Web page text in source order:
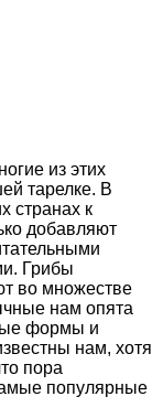
из этих
тарелке. В
странах к
добавляют
Грибы
во множестве
нам опята
формы и
нам, хотя
пора
популярные